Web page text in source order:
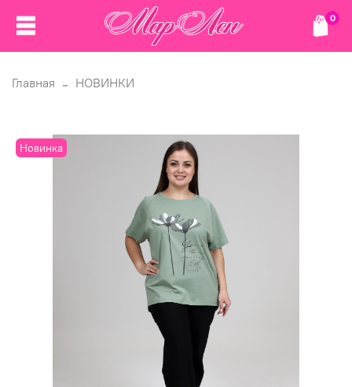
0
Главная НОВИНКИ
Новинка